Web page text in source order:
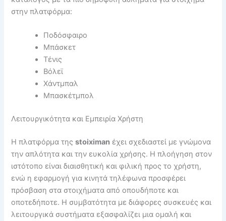
στην πλατφόρμα:
Ποδόσφαιρο
Μπάσκετ
Τένις
Βόλεϊ
Χάντμπαλ
Μπασκέτμπολ
Λειτουργικότητα και Εμπειρία Χρήστη
Η πλατφόρμα τηςstoiximan έχει σχεδιαστεί με γνώμονα
την απλότητα και την ευκολία χρήσης. Η πλοήγηση στον
ιστότοπο είναι διαισθητική και φιλική προς το χρήστη,
ενώ η εφαρμογή για κινητά τηλέφωνα προσφέρει
πρόσβαση στα στοιχήματα από οπουδήποτε και
οποτεδήποτε. Η συμβατότητα με διάφορες συσκευές και
λειτουργικά συστήματα εξασφαλίζει μια ομαλή και